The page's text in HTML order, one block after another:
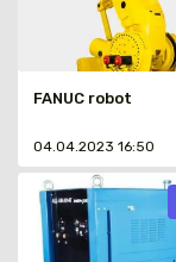
FANUC robot
04.04.2023 16:50